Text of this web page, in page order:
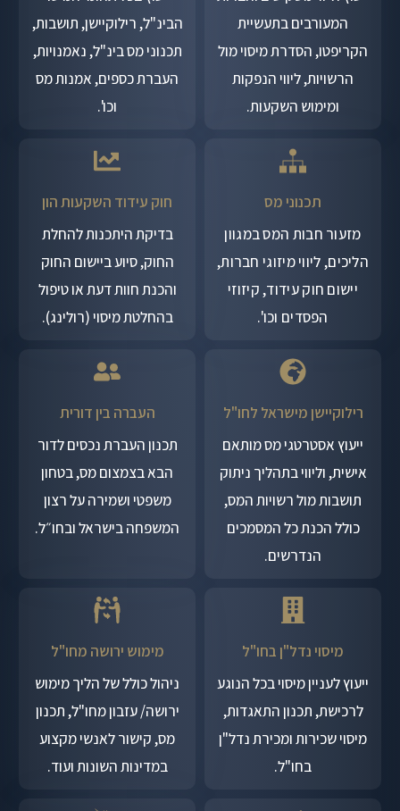
המעורבים בתעשיית
הקריפטו, הסדרת מיסוי מול
הרשויות, ליווי הנפקות
ומימוש השקעות.
הבינ"ל, רילוקיישן, תושבות,
תכנוני מס בינ"ל, נאמנויות,
העברת כספים, אמנות מס
וכו'.
תכנוני מס
מזעור חבות המס במגוון
הליכים, ליווי מיזוגי חברות,
יישום חוק עידוד, קיזוזי
הפסדים וכו'.
חוק עידוד השקעות הון
בדיקת היתכנות להחלת
החוק, סיוע ביישום החוק
והכנת חוות דעת או טיפול
בהחלטת מיסוי (רולינג).
רילוקיישן מישראל לחו"ל
ייעוץ אסטרטגי מס מותאם
אישית, וליווי בתהליך ניתוק
תושבות מול רשויות המס,
כולל הכנת כל המסמכים
הנדרשים.
העברה בין דורית
תכנון העברת נכסים לדור
הבא בצמצום מס, בטחון
משפטי ושמירה על רצון
המשפחה בישראל ובחו״ל.
מיסוי נדל"ן בחו"ל
ייעוץ לעניין מיסוי בכל הנוגע
לרכישת, תכנון התאגדות,
מיסוי שכירות ומכירת נדל"ן
בחו"ל.
מימוש ירושה מחו"ל
ניהול כולל של הליך מימוש
ירושה/ עזבון מחו"ל, תכנון
מס, קישור לאנשי מקצוע
במדינות השונות ועוד.